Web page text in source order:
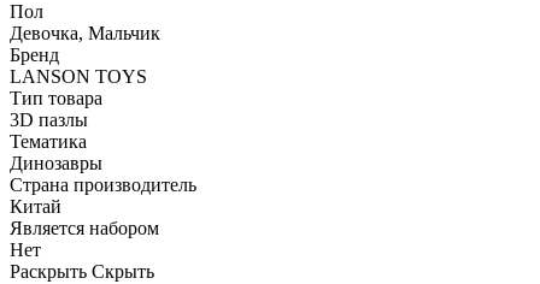
Пол
Девочка, Мальчик
Бренд
LANSON TOYS
Тип товара
3D пазлы
Тематика
Динозавры
Страна производитель
Китай
Является набором
Нет
Раскрыть Скрыть